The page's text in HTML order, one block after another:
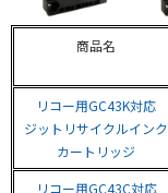
商品名
リコー用GC43K対応
ジットリサイクルインク
カートリッジ
リコー用GC43C対応